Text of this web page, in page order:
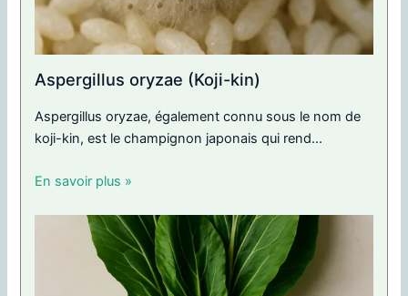
Aspergillus oryzae (Koji-kin)
Aspergillus oryzae, également connu sous le nom de
koji-kin, est le champignon japonais qui rend...
En savoir plus »